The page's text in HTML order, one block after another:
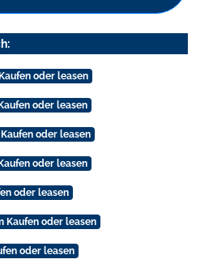
oder leasen
oder leasen
oder leasen
oder leasen
oder leasen
Kaufen oder leasen
oder leasen